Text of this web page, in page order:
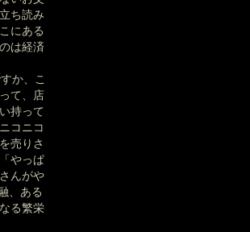
ち読み
にある
は経済
か、こ
て、店
持って
コニコ
売りさ
やっぱ
んがや
、ある
る繁栄